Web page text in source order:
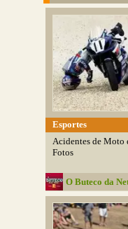
Esportes
Acidentes de Moto
Fotos
O Buteco da